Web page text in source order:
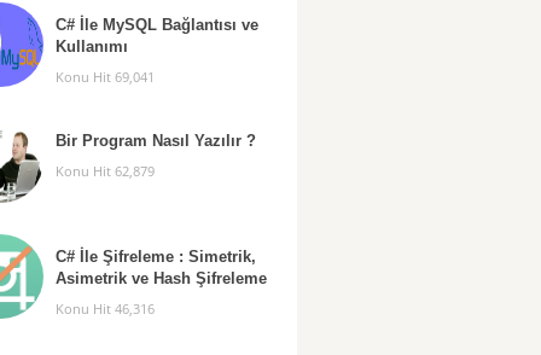
C# İle MySQL Bağlantısı ve
Kullanımı
Konu Hit 69,041
Bir Program Nasıl Yazılır ?
Konu Hit 62,879
C# İle Şifreleme : Simetrik,
Asimetrik ve Hash Şifreleme
Konu Hit 46,316